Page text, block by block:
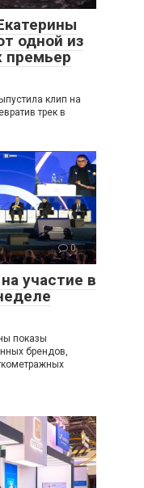
одной из
премьер
клип на
трек в
0
участие в
показы
брендов,